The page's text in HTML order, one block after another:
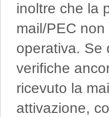
inoltre che la
mail/PEC
operativa. Se
verifiche
ricevuto la
attivazione,